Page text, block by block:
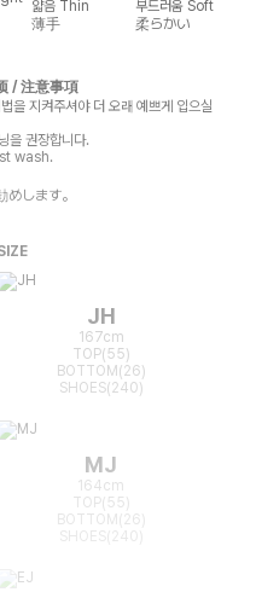
얇음 Thin
薄手
부드러움 Soft
柔らかい
/ 注意事項
을 지켜주셔야 더 오래 예쁘게 입으실
을 권장합니다.
wash.
します。
JH
167cm
TOP(55)
BOTTOM(26)
SHOES(240)
MJ
164cm
TOP(55)
BOTTOM(26)